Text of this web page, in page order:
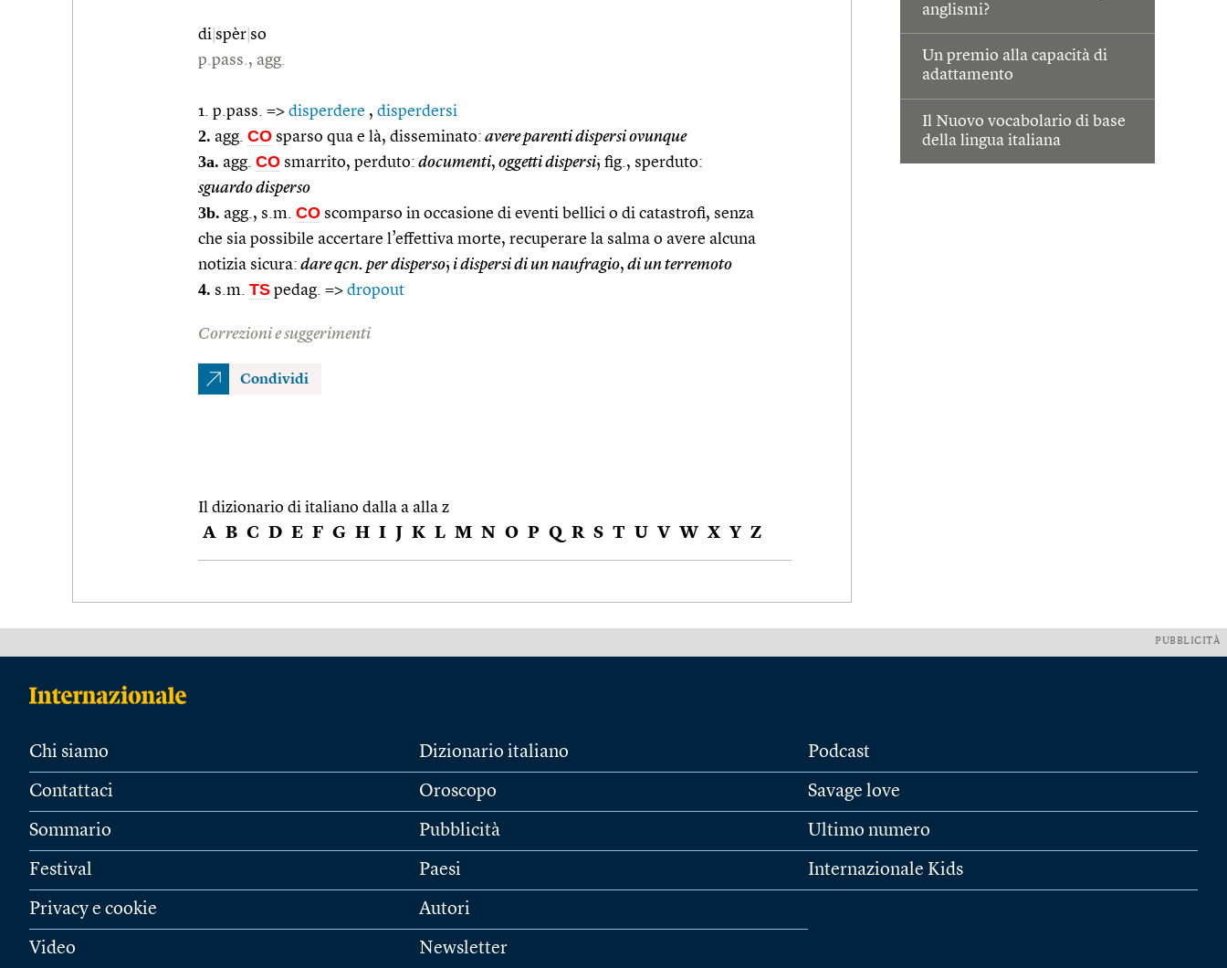
anglismi?
Un premio alla capacità di
adattamento
Il Nuovo vocabolario di base
della lingua italiana
di spèr so
p.pass., agg.
1. p.pass. => disperdere , disperdersi
2. agg. CO sparso qua e là, disseminato: avere parenti dispersi ovunque
3a. agg. CO smarrito, perduto: documenti, oggetti dispersi; fig., sperduto:
sguardo disperso
3b. agg., s.m. CO scomparso in occasione di eventi bellici o di catastrofi, senza
che sia possibile accertare l’effettiva morte, recuperare la salma o avere alcuna
notizia sicura: dare qcn. per disperso; i dispersi di un naufragio, di un terremoto
4. s.m. TS pedag. => dropout
Correzioni e suggerimenti
Condividi
Il dizionario di italiano dalla a alla z
A B C D E F G H I J K L M N O P Q R S T U V W X Y Z
PUBBLICITÀ
Chi siamo
Contattaci
Sommario
Festival
Privacy e cookie
Video
Dizionario italiano
Oroscopo
Pubblicità
Paesi
Autori
Newsletter
Podcast
Savage love
Ultimo numero
Internazionale Kids